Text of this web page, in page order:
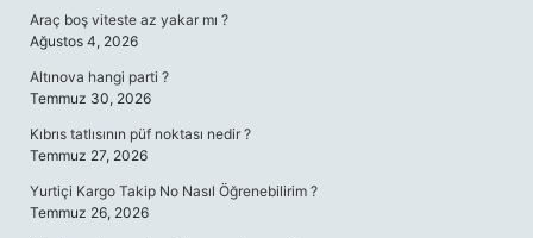
Araç boş viteste az yakar mı ?
Ağustos 4, 2026
Altınova hangi parti ?
Temmuz 30, 2026
Kıbrıs tatlısının püf noktası nedir ?
Temmuz 27, 2026
Yurtiçi Kargo Takip No Nasıl Öğrenebilirim ?
Temmuz 26, 2026